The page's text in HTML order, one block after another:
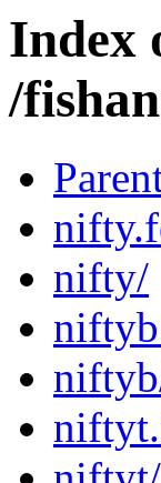
Index
/
nifty/